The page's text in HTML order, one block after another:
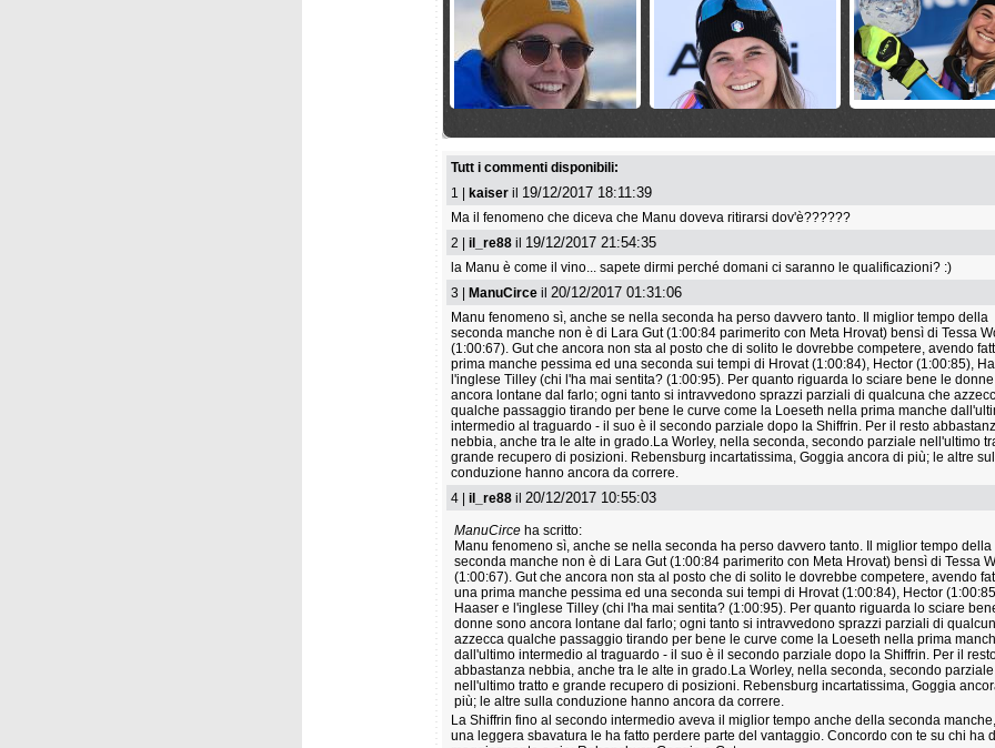
29.
Valerie Grenier(CAN)
30.
Eva-Maria Brem(AUT)
contenta di come procede il
martedì 31 marzo 2026
Marta Bassino torna sugli
sci a Limone Piemonte
giovedì 26 marzo 2026
Italia leader nelle discipline
veloci
giovedì 26 marzo 2026
Mikaela Shiffrin e
Odermatt Paperoni
Coppa 2026
Tutt i commenti disponibili:
1 |
kaiser il 19/12/2017 18:11:39
Ma il fenomeno che diceva che Manu doveva ritirarsi dov'è??????
2 | il_re88 il 19/12/2017 21:54:35
la Manu è come il vino... sapete dirmi perché domani ci saranno le qualificazioni? :)
3 |
ManuCirce il 20/12/2017 01:31:06
Manu fenomeno sì, anche se nella seconda ha perso davvero tanto. Il miglior tempo della
seconda manche non è di Lara Gut (1:00:84 parimerito con Meta Hrovat) bensì di Tessa
(1:00:67). Gut che ancora non sta al posto che di solito le dovrebbe competere, avendo
prima manche pessima ed una seconda sui tempi di Hrovat (1:00:84), Hector (1:00:85),
l'inglese Tilley (chi l'ha mai sentita? (1:00:95). Per quanto riguarda lo sciare bene le
ancora lontane dal farlo; ogni tanto si intravvedono sprazzi parziali di qualcuna che
qualche passaggio tirando per bene le curve come la Loeseth nella prima manche
intermedio al traguardo - il suo è il secondo parziale dopo la Shiffrin. Per il resto
nebbia, anche tra le alte in grado.La Worley, nella seconda, secondo parziale nell'ultimo
grande recupero di posizioni. Rebensburg incartatissima, Goggia ancora di più; le altre
conduzione hanno ancora da correre.
4 | il_re88 il 20/12/2017 10:55:03
ManuCirce ha scritto:
Manu fenomeno sì, anche se nella seconda ha perso davvero tanto. Il miglior tempo della
seconda manche non è di Lara Gut (1:00:84 parimerito con Meta Hrovat) bensì di Tessa
(1:00:67). Gut che ancora non sta al posto che di solito le dovrebbe competere, avendo
una prima manche pessima ed una seconda sui tempi di Hrovat (1:00:84), Hector
Haaser e l'inglese Tilley (chi l'ha mai sentita? (1:00:95). Per quanto riguarda lo sciare
donne sono ancora lontane dal farlo; ogni tanto si intravvedono sprazzi parziali di
azzecca qualche passaggio tirando per bene le curve come la Loeseth nella prima
dall'ultimo intermedio al traguardo - il suo è il secondo parziale dopo la Shiffrin. Per il
abbastanza nebbia, anche tra le alte in grado.La Worley, nella seconda, secondo parziale
nell'ultimo tratto e grande recupero di posizioni. Rebensburg incartatissima, Goggia
più; le altre sulla conduzione hanno ancora da correre.
La Shiffrin fino al secondo intermedio aveva il miglior tempo anche della seconda
una leggera sbavatura le ha fatto perdere parte del vantaggio. Concordo con te su chi ha